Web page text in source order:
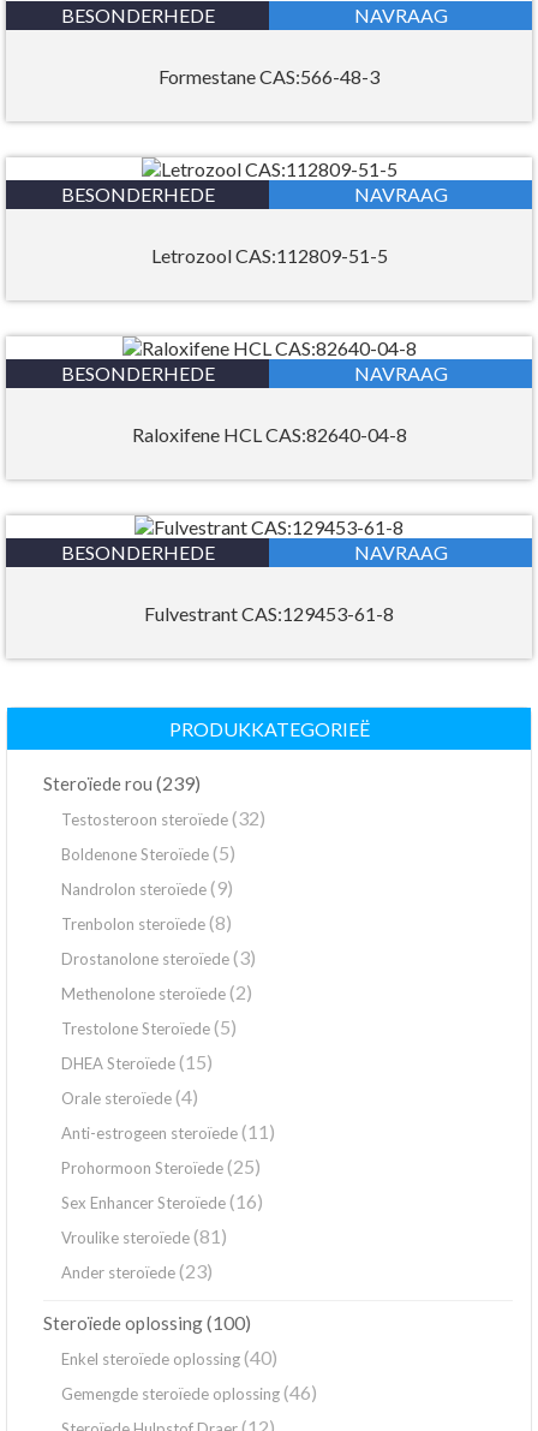
BESONDERHEDE NAVRAAG
Formestane CAS:566-48-3
BESONDERHEDE NAVRAAG
Letrozool CAS:112809-51-5
BESONDERHEDE NAVRAAG
Raloxifene HCL CAS:82640-04-8
BESONDERHEDE NAVRAAG
Fulvestrant CAS:129453-61-8
PRODUKKATEGORIEË
Steroïede rou (239)
Testosteroon steroïede(32)
Boldenone Steroïede(5)
Nandrolon steroïede(9)
Trenbolon steroïede(8)
Drostanolone steroïede(3)
Methenolone steroïede(2)
Trestolone Steroïede(5)
DHEA Steroïede(15)
Orale steroïede(4)
Anti-estrogeen steroïede(11)
Prohormoon Steroïede(25)
Sex Enhancer Steroïede(16)
Vroulike steroïede(81)
Ander steroïede(23)
Steroïede oplossing(100)
Enkel steroïede oplossing(40)
Gemengde steroïede oplossing(46)